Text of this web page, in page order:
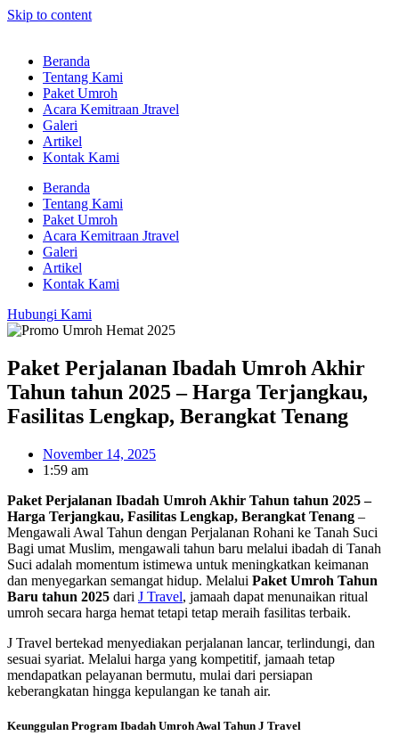
Skip to content
Beranda
Tentang Kami
Paket Umroh
Acara Kemitraan Jtravel
Galeri
Artikel
Kontak Kami
Beranda
Tentang Kami
Paket Umroh
Acara Kemitraan Jtravel
Galeri
Artikel
Kontak Kami
Hubungi Kami
Paket Perjalanan Ibadah Umroh Akhir
Tahun tahun 2025 – Harga Terjangkau,
Fasilitas Lengkap, Berangkat Tenang
November 14, 2025
1:59 am
Paket Perjalanan Ibadah Umroh Akhir Tahun tahun 2025 –
Harga Terjangkau, Fasilitas Lengkap, Berangkat Tenang –
Mengawali Awal Tahun dengan Perjalanan Rohani ke Tanah Suci
Bagi umat Muslim, mengawali tahun baru melalui ibadah di Tanah
Suci adalah momentum istimewa untuk meningkatkan keimanan
dan menyegarkan semangat hidup. Melalui Paket Umroh Tahun
Baru tahun 2025 dari J Travel, jamaah dapat menunaikan ritual
umroh secara harga hemat tetapi tetap meraih fasilitas terbaik.
J Travel bertekad menyediakan perjalanan lancar, terlindungi, dan
sesuai syariat. Melalui harga yang kompetitif, jamaah tetap
mendapatkan pelayanan bermutu, mulai dari persiapan
keberangkatan hingga kepulangan ke tanah air.
Keunggulan Program Ibadah Umroh Awal Tahun J Travel